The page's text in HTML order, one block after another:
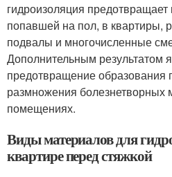
гидроизоляция
попавшей на пол, в квартиры,
подвалы и многочисленные
Дополнительным результатом
предотвращение образования
размножения болезнетворных
помещениях.
Виды материалов для
квартире перед стяжкой